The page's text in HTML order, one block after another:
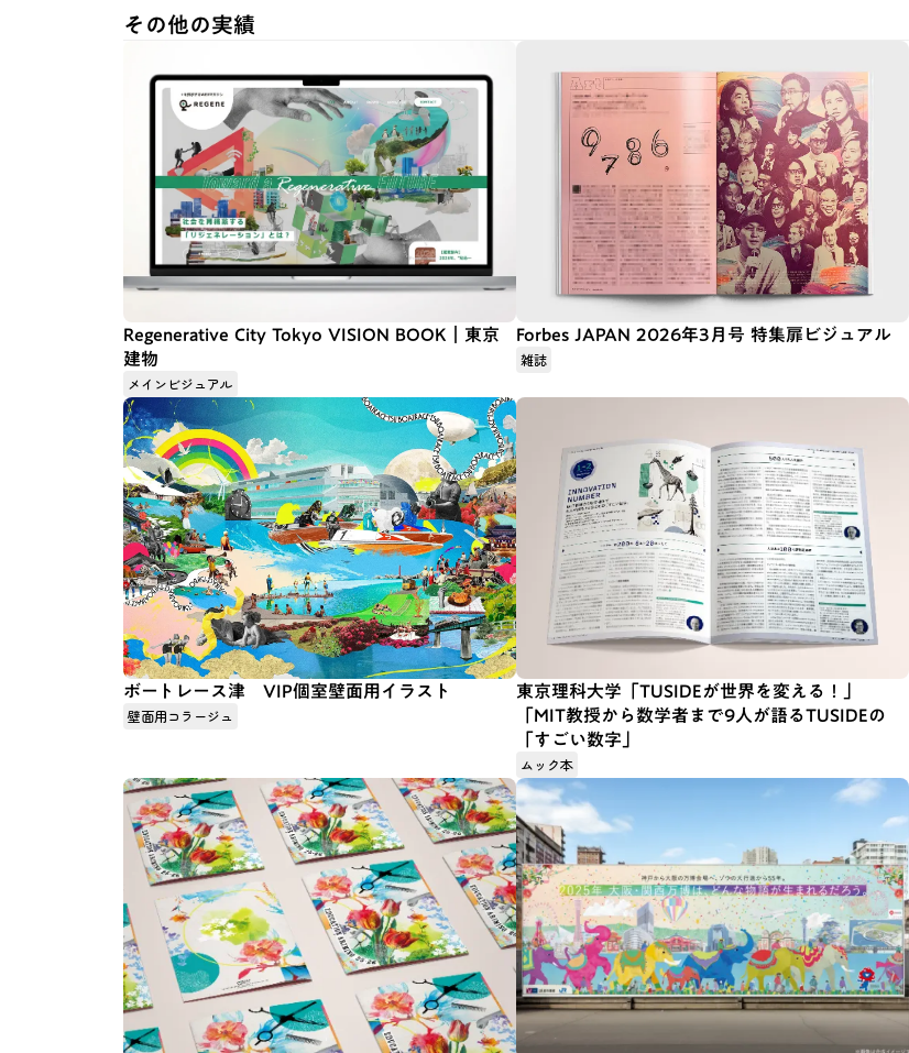
その他の実績
Regenerative City Tokyo VISION BOOK｜東京
建物
メインビジュアル
Forbes JAPAN 2026年3月号 特集扉ビジュアル
雑誌
ボートレース津 VIP個室壁面用イラスト
壁面用コラージュ
東京理科大学「TUSIDEが世界を変える！」
「MIT教授から数学者まで9人が語るTUSIDEの
「すごい数字」
ムック本